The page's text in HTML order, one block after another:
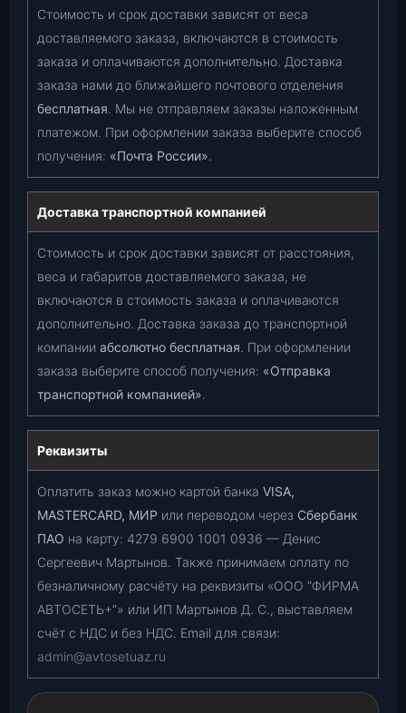
Стоимость и срок доставки зависят от веса
доставляемого заказа, включаются в стоимость
заказа и оплачиваются дополнительно. Доставка
заказа нами до ближайшего почтового отделения
бесплатная. Мы не отправляем заказы наложенным
платежом. При оформлении заказа выберите способ
получения: «Почта России».
Доставка транспортной компанией
Стоимость и срок доставки зависят от расстояния,
веса и габаритов доставляемого заказа, не
включаются в стоимость заказа и оплачиваются
дополнительно. Доставка заказа до транспортной
компании абсолютно бесплатная. При оформлении
заказа выберите способ получения: «Отправка
транспортной компанией».
Реквизиты
Оплатить заказ можно картой банка VISA,
MASTERCARD, МИР или переводом через Сбербанк
ПАО на карту: 4279 6900 1001 0936 — Денис
Сергеевич Мартынов. Также принимаем оплату по
безналичному расчёту на реквизиты «ООО “ФИРМА
АВТОСЕТЬ+”» или ИП Мартынов Д. С., выставляем
счёт с НДС и без НДС. Email для связи:
admin@avtosetuaz.ru